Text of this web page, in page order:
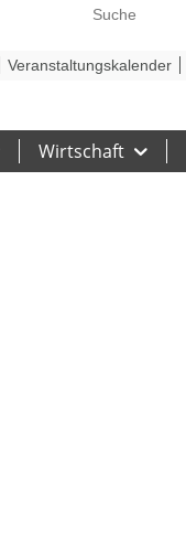
Wirtschaft
Veranstaltungskalender